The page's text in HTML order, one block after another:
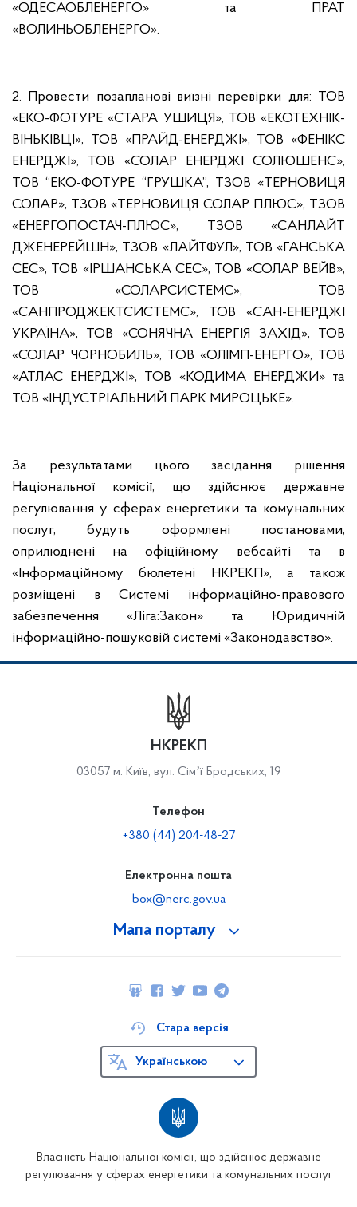
«ОДЕСАОБЛЕНЕРГО» та ПРАТ
«ВОЛИНЬОБЛЕНЕРГО».
2. Провести позапланові виїзні перевірки для: ТОВ
«ЕКО-ФОТУРЕ «СТАРА УШИЦЯ», ТОВ «ЕКОТЕХНІК-
ВІНЬКІВЦІ», ТОВ «ПРАЙД-ЕНЕРДЖІ», ТОВ «ФЕНІКС
ЕНЕРДЖІ», ТОВ «СОЛАР ЕНЕРДЖІ СОЛЮШЕНС»,
ТОВ “ЕКО-ФОТУРЕ “ГРУШКА”, ТЗОВ «ТЕРНОВИЦЯ
СОЛАР», ТЗОВ «ТЕРНОВИЦЯ СОЛАР ПЛЮС», ТЗОВ
«ЕНЕРГОПОСТАЧ-ПЛЮС», ТЗОВ «САНЛАЙТ
ДЖЕНЕРЕЙШН», ТЗОВ «ЛАЙТФУЛ», ТОВ «ГАНСЬКА
СЕС», ТОВ «ІРШАНСЬКА СЕС», ТОВ «СОЛАР ВЕЙВ»,
ТОВ «СОЛАРСИСТЕМС», ТОВ
«САНПРОДЖЕКТСИСТЕМС», ТОВ «САН-ЕНЕРДЖІ
УКРАЇНА», ТОВ «СОНЯЧНА ЕНЕРГІЯ ЗАХІД», ТОВ
«СОЛАР ЧОРНОБИЛЬ», ТОВ «ОЛІМП-ЕНЕРГО», ТОВ
«АТЛАС ЕНЕРДЖІ», ТОВ «КОДИМА ЕНЕРДЖИ» та
ТОВ «ІНДУСТРІАЛЬНИЙ ПАРК МИРОЦЬКЕ».
За результатами цього засідання рішення
Національної комісії, що здійснює державне
регулювання у сферах енергетики та комунальних
послуг, будуть оформлені постановами,
оприлюднені на офіційному вебсайті та в
«Інформаційному бюлетені НКРЕКП», а також
розміщені в Системі інформаційно-правового
забезпечення «Ліга:Закон» та Юридичній
інформаційно-пошуковій системі «Законодавство».
Мапа порталу
НКРЕКП
03057 м. Київ, вул. Сімʼї Бродських, 19
Телефон
+380 (44) 204-48-27
Електронна пошта
box@nerc.gov.ua
Власність Національної комісії, що здійснює державне
регулювання у сферах енергетики та комунальних послуг
Стара версія
Українською